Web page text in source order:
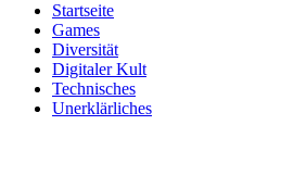
Startseite
Games
Diversität
Digitaler Kult
Technisches
Unerklärliches